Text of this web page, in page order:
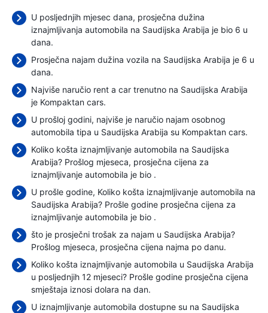
U posljednjih mjesec dana, prosječna dužina
iznajmljivanja automobila na Saudijska Arabija je bio 6 u
dana.
Prosječna najam dužina vozila na Saudijska Arabija je 6 u
dana.
Najviše naručio rent a car trenutno na Saudijska Arabija
je Kompaktan cars.
U prošloj godini, najviše je naručio najam osobnog
automobila tipa u Saudijska Arabija su Kompaktan cars.
Koliko košta iznajmljivanje automobila na Saudijska
Arabija? Prošlog mjeseca, prosječna cijena za
iznajmljivanje automobila je bio .
U prošle godine, Koliko košta iznajmljivanje automobila na
Saudijska Arabija? Prošle godine prosječna cijena za
iznajmljivanje automobila je bio .
što je prosječni trošak za najam u Saudijska Arabija?
Prošlog mjeseca, prosječna cijena najma po danu.
Koliko košta iznajmljivanje automobila u Saudijska Arabija
u posljednjih 12 mjeseci? Prošle godine prosječna cijena
smještaja iznosi dolara na dan.
U iznajmljivanje automobila dostupne su na Saudijska